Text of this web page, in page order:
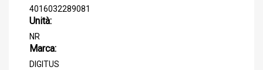
4016032289081
Unità:
NR
Marca:
DIGITUS